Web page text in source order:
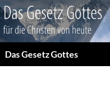
Das Gesetz Gottes